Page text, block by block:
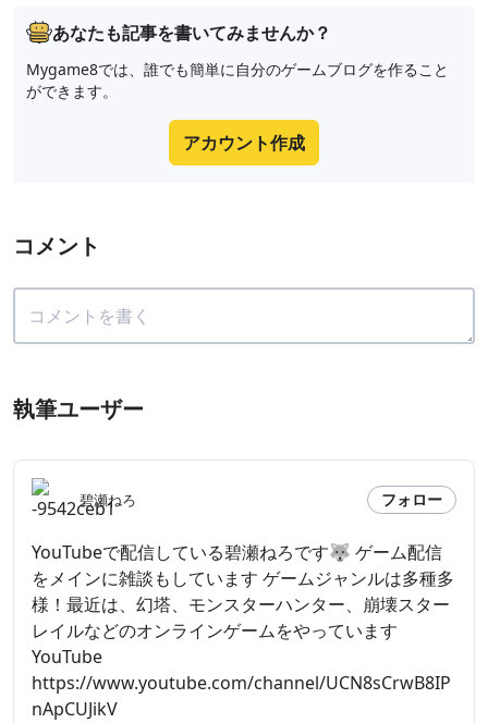
あなたも記事を書いてみませんか？
Mygame8では、誰でも簡単に自分のゲームブログを作ること
ができます。
アカウント作成
コメント
執筆ユーザー
碧瀬ねろ フォロー
YouTubeで配信している碧瀬ねろです🐺 ゲーム配信
をメインに雑談もしています ゲームジャンルは多種多
様！最近は、幻塔、モンスターハンター、崩壊スター
レイルなどのオンラインゲームをやっています
YouTube
https://www.youtube.com/channel/UCN8sCrwB8IP
nApCUJikV